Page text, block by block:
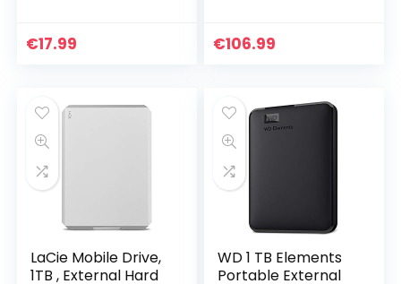
up/opslag, 200 GB
€17.99
Pressure Resistant,
€106.99
LaCie Mobile Drive,
1TB , External Hard
WD 1 TB Elements
Portable External